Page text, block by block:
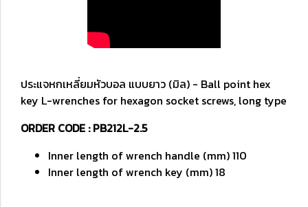
ประแจหกเหลี่ยมหัวบอล แบบยาว (มิล) - Ball point hex
key L-wrenches for hexagon socket screws, long type
ORDER CODE : PB212L-2.5
Inner length of wrench handle (mm) 110
Inner length of wrench key (mm) 18